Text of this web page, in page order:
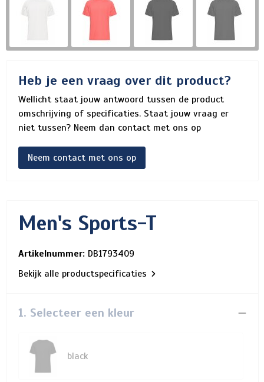
Heb je een vraag over dit product?
Wellicht staat jouw antwoord tussen de product
omschrijving of specificaties. Staat jouw vraag er
niet tussen? Neem dan contact met ons op
Neem contact met ons op
Men's Sports-T
Artikelnummer: DB1793409
Bekijk alle productspecificaties
1. Selecteer een kleur
black